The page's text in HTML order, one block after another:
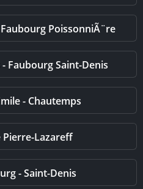
PoissonniÃ¨re
Faubourg Saint-Denis
- Chautemps
Pierre-Lazareff
- Saint-Denis